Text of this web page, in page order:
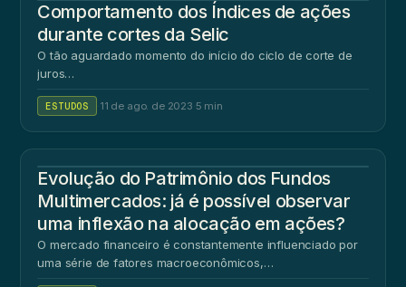
Comportamento dos Índices de ações
durante cortes da Selic
O tão aguardado momento do início do ciclo de corte de
juros…
ESTUDOS 11 de ago. de 2023 5 min
Evolução do Patrimônio dos Fundos
Multimercados: já é possível observar
uma inflexão na alocação em ações?
O mercado financeiro é constantemente influenciado por
uma série de fatores macroeconômicos,…